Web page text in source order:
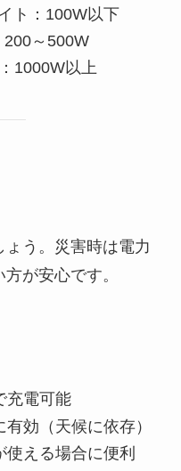
ト：100W以下
200～500W
1000W以上
う。災害時は電力
が安心です。
充電可能
効（天候に依存）
使える場合に便利